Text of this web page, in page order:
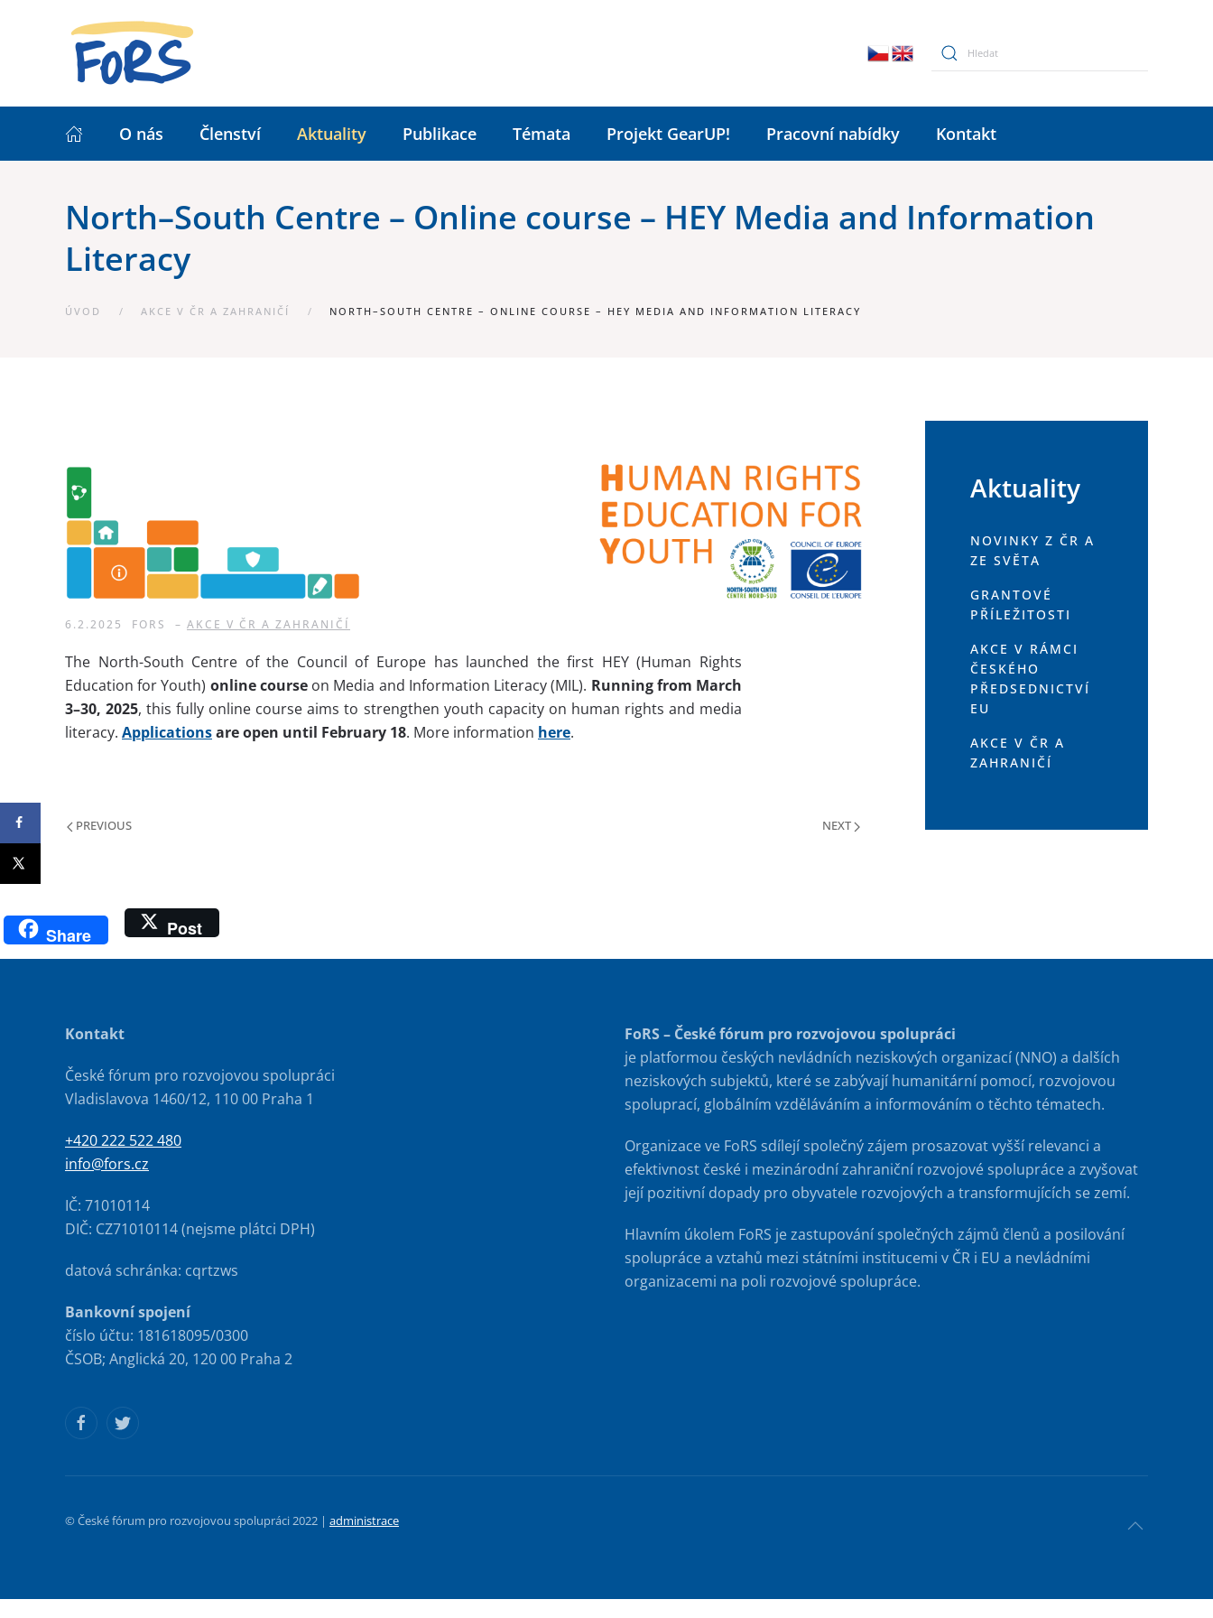
O nás Členství Aktuality Publikace Témata Projekt GearUP! Pracovní nabídky Kontakt
North–South Centre – Online course – HEY Media and Information
Literacy
ÚVOD AKCE V ČR A ZAHRANIČÍ NORTH–SOUTH CENTRE – ONLINE COURSE – HEY MEDIA AND INFORMATION LITERACY
6.2.2025 FORS – AKCE V ČR A ZAHRANIČÍ
The North-South Centre of the Council of Europe has launched the first HEY (Human Rights
Education for Youth) online courseon Media and Information Literacy (MIL). Running from March
3–30, 2025, this fully online course aims to strengthen youth capacity on human rights and media
literacy. Applicationsare open until February 18. More information here.
PREVIOUS NEXT
Aktuality
NOVINKY Z ČR A
ZE SVĚTA
GRANTOVÉ
PŘÍLEŽITOSTI
AKCE V RÁMCI
ČESKÉHO
PŘEDSEDNICTVÍ
EU
AKCE V ČR A
ZAHRANIČÍ
Share Post
Kontakt
České fórum pro rozvojovou spolupráci
Vladislavova 1460/12, 110 00 Praha 1
+420 222 522 480
info@fors.cz
IČ: 71010114
DIČ: CZ71010114 (nejsme plátci DPH)
datová schránka: cqrtzws
Bankovní spojení
číslo účtu: 181618095/0300
ČSOB; Anglická 20, 120 00 Praha 2
FoRS – České fórum pro rozvojovou spolupráci
je platformou českých nevládních neziskových organizací (NNO) a dalších
neziskových subjektů, které se zabývají humanitární pomocí, rozvojovou
spoluprací, globálním vzděláváním a informováním o těchto tématech.
Organizace ve FoRS sdílejí společný zájem prosazovat vyšší relevanci a
efektivnost české i mezinárodní zahraniční rozvojové spolupráce a zvyšovat
její pozitivní dopady pro obyvatele rozvojových a transformujících se zemí.
Hlavním úkolem FoRS je zastupování společných zájmů členů a posilování
spolupráce a vztahů mezi státními institucemi v ČR i EU a nevládními
organizacemi na poli rozvojové spolupráce.
© České fórum pro rozvojovou spolupráci 2022 | administrace